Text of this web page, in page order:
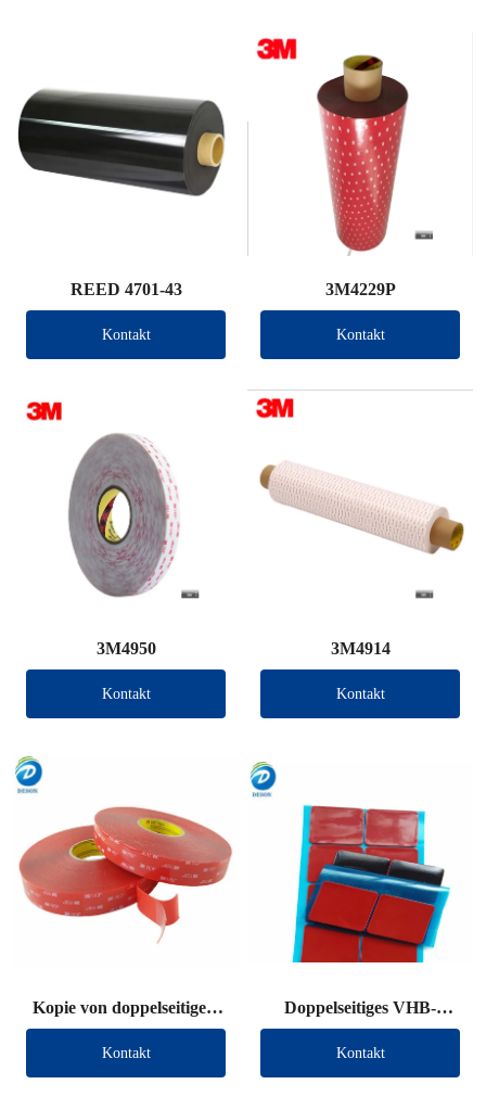
REED 4701-43
Kontakt
3M4229P
Kontakt
3M4950
Kontakt
3M4914
Kontakt
Kopie von doppelseitigem
VHB-Klebeband (andere
Marke)
Kontakt
Doppelseitiges VHB-
Klebeband (andere
Marke)
Kontakt